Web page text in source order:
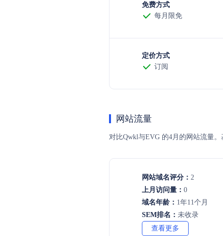
免费方式
每月限免
定价方式
订阅
网站流量
对比Qwkl与EVG 的4月的网站流量
网站域名评分： 2
上月访问量： 0
域名年龄： 1年11个月
SEM排名： 未收录
查看更多